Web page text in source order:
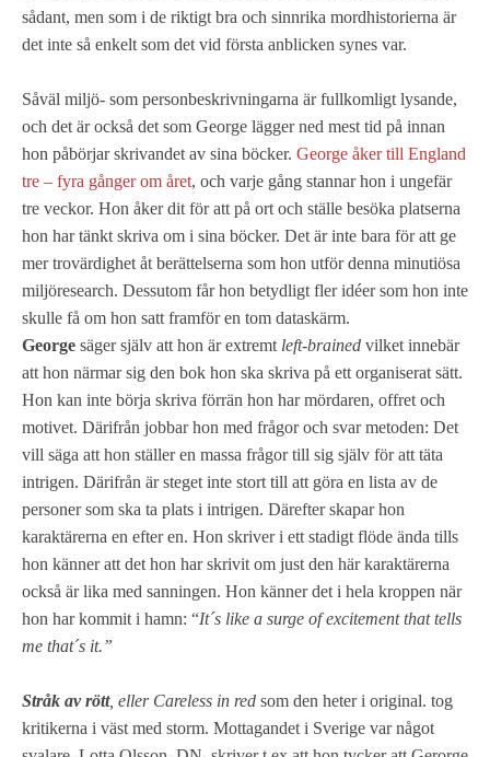
sådant, men som i de riktigt bra och sinnrika mordhistorierna är
det inte så enkelt som det vid första anblicken synes var.
Såväl miljö- som personbeskrivningarna är fullkomligt lysande,
och det är också det som George lägger ned mest tid på innan
hon påbörjar skrivandet av sina böcker. George åker till England
tre – fyra gånger om året, och varje gång stannar hon i ungefär
tre veckor. Hon åker dit för att på ort och ställe besöka platserna
hon har tänkt skriva om i sina böcker. Det är inte bara för att ge
mer trovärdighet åt berättelserna som hon utför denna minutiösa
miljöresearch. Dessutom får hon betydligt fler idéer som hon inte
skulle få om hon satt framför en tom dataskärm.
George säger själv att hon är extremt left-brained vilket innebär
att hon närmar sig den bok hon ska skriva på ett organiserat sätt.
Hon kan inte börja skriva förrän hon har mördaren, offret och
motivet. Därifrån jobbar hon med frågor och svar metoden: Det
vill säga att hon ställer en massa frågor till sig själv för att täta
intrigen. Därifrån är steget inte stort till att göra en lista av de
personer som ska ta plats i intrigen. Därefter skapar hon
karaktärerna en efter en. Hon skriver i ett stadigt flöde ända tills
hon känner att det hon har skrivit om just den här karaktärerna
också är lika med sanningen. Hon känner det i hela kroppen när
hon har kommit i hamn: “It´s like a surge of excitement that tells
me that´s it.”
Stråk av rött, eller Careless in red som den heter i original. tog
kritikerna i väst med storm. Mottagandet i Sverige var något